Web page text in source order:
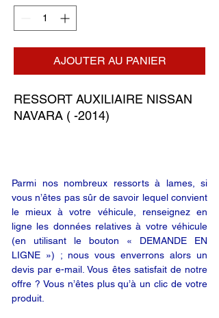
AJOUTER AU PANIER
RESSORT AUXILIAIRE NISSAN
NAVARA ( -2014)
Parmi nos nombreux ressorts à lames, si
vous n’êtes pas sûr de savoir lequel convient
le mieux à votre véhicule, renseignez en
ligne les données relatives à votre véhicule
(en utilisant le bouton « DEMANDE EN
LIGNE ») ; nous vous enverrons alors un
devis par e-mail. Vous êtes satisfait de notre
offre ? Vous n’êtes plus qu’à un clic de votre
produit.